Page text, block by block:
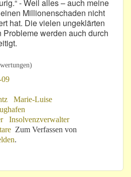
- Weil alles – auch meine
Millionenschaden nicht
hat. Die vielen ungeklärten
werden auch durch
09
Marie-Luise
Insolvenzverwalter
bist du!“
Zum Verfassen von
.